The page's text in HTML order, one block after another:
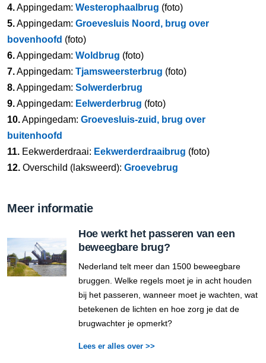
4.Appingedam: Westerophaalbrug (foto)
5.Appingedam: Groevesluis Noord, brug over
bovenhoofd (foto)
6.Appingedam: Woldbrug (foto)
7.Appingedam: Tjamsweersterbrug (foto)
8.Appingedam: Solwerderbrug
9.Appingedam: Eelwerderbrug (foto)
10.Appingedam: Groevesluis-zuid, brug over
buitenhoofd
11. Eekwerderdraai: Eekwerderdraaibrug (foto)
12. Overschild (laksweerd): Groevebrug
Meer informatie
Hoe werkt het passeren van een
beweegbare brug?
Nederland telt meer dan 1500 beweegbare
bruggen. Welke regels moet je in acht houden
bij het passeren, wanneer moet je wachten, wat
betekenen de lichten en hoe zorg je dat de
brugwachter je opmerkt?
Lees er alles over >>